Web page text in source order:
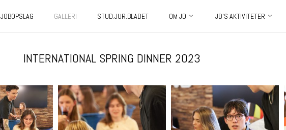
JOBOPSLAG GALLERI STUD.JUR.BLADET OM JD JD’S AKTIVITETER
INTERNATIONAL SPRING DINNER 2023